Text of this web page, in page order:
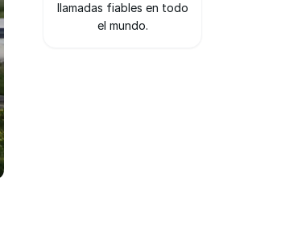
llamadas fiables en todo
el mundo.